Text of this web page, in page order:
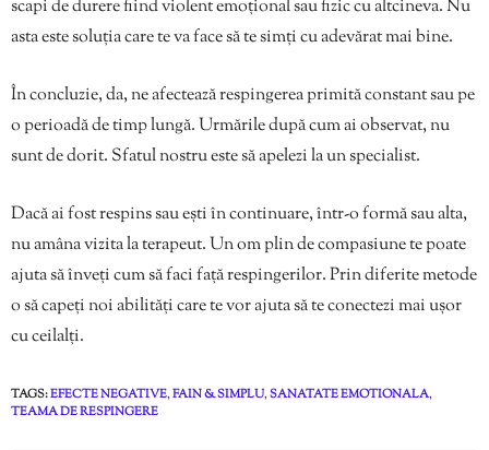
scapi de durere fiind violent emoțional sau fizic cu altcineva. Nu
asta este soluția care te va face să te simți cu adevărat mai bine.
În concluzie, da, ne afectează respingerea primită constant sau pe
o perioadă de timp lungă. Urmările după cum ai observat, nu
sunt de dorit. Sfatul nostru este să apelezi la un specialist.
Dacă ai fost respins sau ești în continuare, într-o formă sau alta,
nu amâna vizita la terapeut. Un om plin de compasiune te poate
ajuta să înveți cum să faci față respingerilor. Prin diferite metode
o să capeți noi abilități care te vor ajuta să te conectezi mai ușor
cu ceilalți.
TAGS:EFECTE NEGATIVE,FAIN & SIMPLU,SANATATE EMOTIONALA,
TEAMA DE RESPINGERE